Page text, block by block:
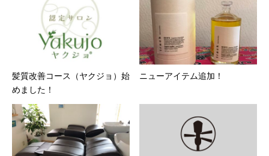
髪質改善コース（ヤクジョ）始
めました！
ニューアイテム追加！